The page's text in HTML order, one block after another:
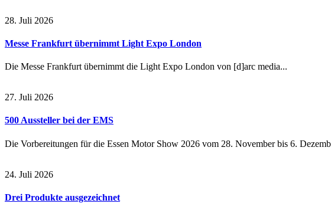
28. Juli 2026
Messe Frankfurt übernimmt Light Expo London
Die Messe Frankfurt übernimmt die Light Expo London von [d]arc media...
27. Juli 2026
500 Aussteller bei der EMS
Die Vorbereitungen für die Essen Motor Show 2026 vom 28. November bis 6.
24. Juli 2026
Drei Produkte ausgezeichnet